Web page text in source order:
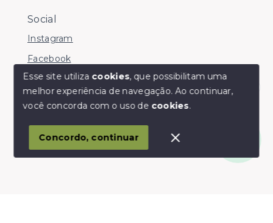
Olá! somos da Linkmob, como podemos ajudar?
Social
Instagram
Facebook
© Copyright 2026 - Youinvest - Todos os direitos
SITE PARA IMOBILIARIA
Esse site utiliza cookies, que possibilitam uma
melhor experiência de navegação.Ao continuar,
você concorda com o uso de cookies.
Concordo, continuar